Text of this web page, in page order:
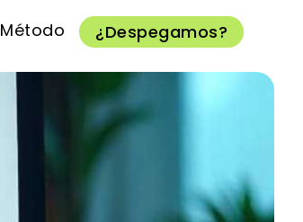
Método ¿Despegamos?